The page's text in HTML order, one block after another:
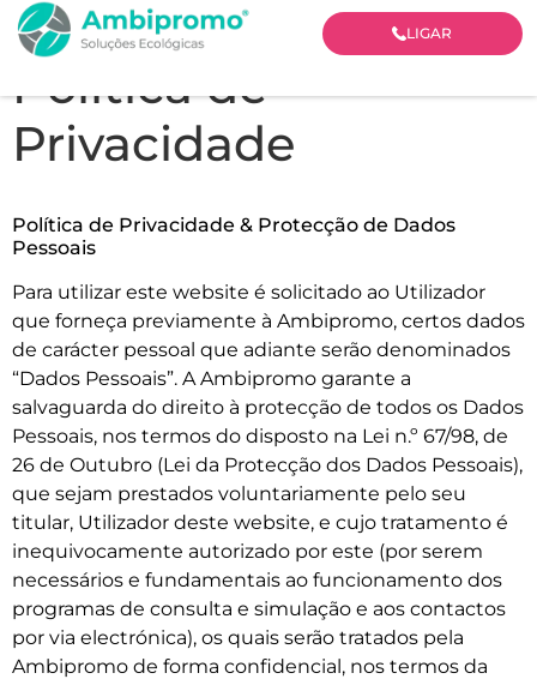
LIGAR
Política de
Privacidade
Política de Privacidade & Protecção de Dados
Pessoais
Para utilizar este website é solicitado ao Utilizador
que forneça previamente à Ambipromo, certos dados
de carácter pessoal que adiante serão denominados
“Dados Pessoais”. A Ambipromo garante a
salvaguarda do direito à protecção de todos os Dados
Pessoais, nos termos do disposto na Lei n.º 67/98, de
26 de Outubro (Lei da Protecção dos Dados Pessoais),
que sejam prestados voluntariamente pelo seu
titular, Utilizador deste website, e cujo tratamento é
inequivocamente autorizado por este (por serem
necessários e fundamentais ao funcionamento dos
programas de consulta e simulação e aos contactos
por via electrónica), os quais serão tratados pela
Ambipromo de forma confidencial, nos termos da